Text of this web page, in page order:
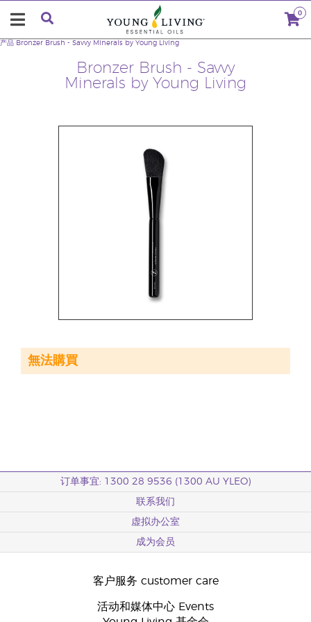
0
Bronzer Brush - Savvy
Minerals by Young Living
产品 Bronzer Brush - Savvy Minerals by Young Living
無法購買
订单事宜: 1300 28 9536 (1300 AU YLEO)
联系我们
虚拟办公室
成为会员
客户服务 customer care
活动和媒体中心 Events